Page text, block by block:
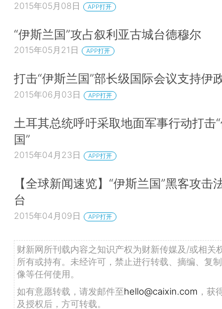
2015年05月08日 APP打开
“伊斯兰国”攻占叙利亚古城台德穆尔
2015年05月21日 APP打开
打击“伊斯兰国”部长级国际会议支持伊
2015年06月03日 APP打开
土耳其总统呼吁采取地面军事行动打击
国”
2015年04月23日 APP打开
【全球新闻速览】“伊斯兰国”黑客攻击
台
2015年04月09日 APP打开
财新网所刊载内容之知识产权为财新传媒及/或相关
所有或持有。未经许可，禁止进行转载、摘编、复
像等任何使用。
如有意愿转载，请发邮件至hello@caixin.com ，获
及授权后，方可转载。